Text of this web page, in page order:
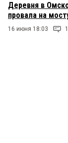
Деревня в
провала на
16 июня 18:03 1